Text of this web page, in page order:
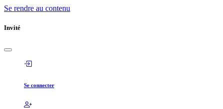
Se rendre au contenu
Invité
Se connecter